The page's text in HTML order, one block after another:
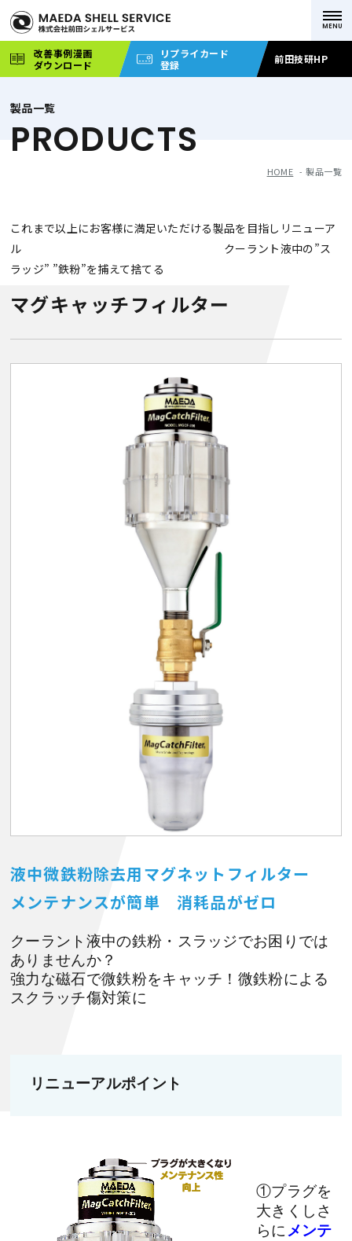
改善事例漫画
ダウンロード
リプライカード
登録
前田技研HP
製品一覧
PRODUCTS
HOME 製品一覧
これまで以上にお客様に満足いただける製品を目指しリニューア
ル クーラント液中の”ス
ラッジ” ”鉄粉”を捕えて捨てる
マグキャッチフィルター
液中微鉄粉除去用マグネットフィルター
メンテナンスが簡単 消耗品がゼロ
クーラント液中の鉄粉・スラッジでお困りでは
ありませんか？
強力な磁石で微鉄粉をキャッチ！微鉄粉による
スクラッチ傷対策に
リニューアルポイント
①プラグを
大きくしさ
らに メンテ